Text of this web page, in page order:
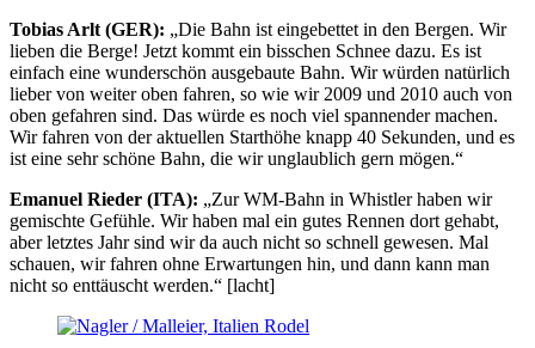
Tobias Arlt (GER): „Die Bahn ist eingebettet in den Bergen. Wir
lieben die Berge! Jetzt kommt ein bisschen Schnee dazu. Es ist
einfach eine wunderschön ausgebaute Bahn. Wir würden natürlich
lieber von weiter oben fahren, so wie wir 2009 und 2010 auch von
oben gefahren sind. Das würde es noch viel spannender machen.
Wir fahren von der aktuellen Starthöhe knapp 40 Sekunden, und es
ist eine sehr schöne Bahn, die wir unglaublich gern mögen.“
Emanuel Rieder (ITA): „Zur WM-Bahn in Whistler haben wir
gemischte Gefühle. Wir haben mal ein gutes Rennen dort gehabt,
aber letztes Jahr sind wir da auch nicht so schnell gewesen. Mal
schauen, wir fahren ohne Erwartungen hin, und dann kann man
nicht so enttäuscht werden.“ [lacht]